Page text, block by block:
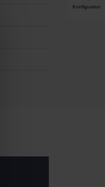
Konfigurator